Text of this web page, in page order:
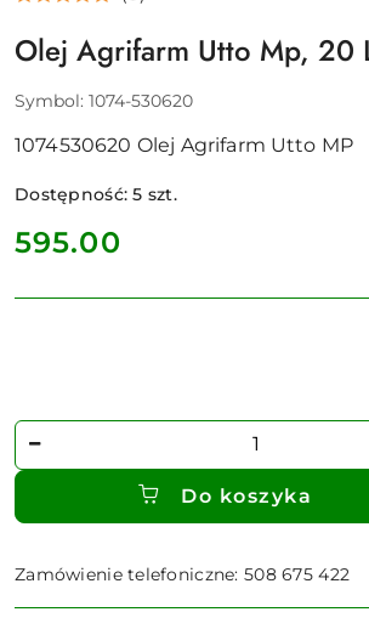
Olej Agrifarm Utto Mp, 20
Symbol: 1074-530620
1074530620 Olej Agrifarm Utto MP
Dostępność:5 szt.
cena:
595.00
Ilość
Do koszyka
Zamówienie telefoniczne: 508 675 422